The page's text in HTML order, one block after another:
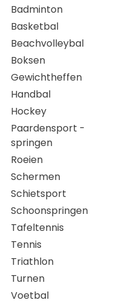
Badminton
Basketbal
Beachvolleybal
Boksen
Gewichtheffen
Handbal
Hockey
Paardensport -
springen
Roeien
Schermen
Schietsport
Schoonspringen
Tafeltennis
Tennis
Triathlon
Turnen
Voetbal